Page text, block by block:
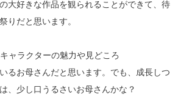
大好きな作品を観られることができて、待
りだと思います。
ャラクターの魅力や見どころ
るお母さんだと思います。でも、成長しつ
、少し口うるさいお母さんかな？